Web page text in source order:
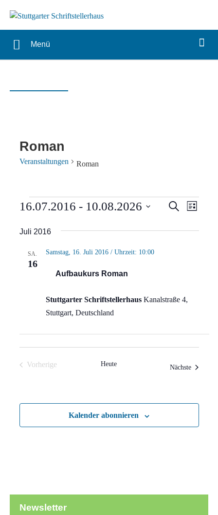
Menü
Roman
Veranstaltungen Roman
Veranstaltungen SucheListe
16.07.2016 - 10.08.2026
wählen.
Juli 2016
SA.
16
Aufbaukurs Roman
Samstag, 16. Juli 2016 / Uhrzeit: 10:00
Stuttgarter Schriftstellerhaus Kanalstraße 4,
Stuttgart, Deutschland
Vorherige
Heute Nächste
Kalender abonnieren
Newsletter